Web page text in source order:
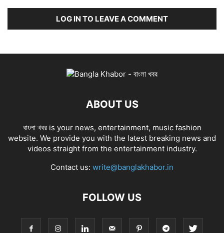
LOG IN TO LEAVE A COMMENT
ABOUT US
বাংলা খবর is your news, entertainment, music fashion
website. We provide you with the latest breaking news and
videos straight from the entertainment industry.
Contact us: write@banglakhabor.in
FOLLOW US